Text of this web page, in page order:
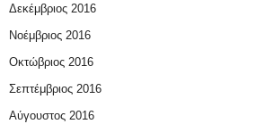
Δεκέμβριος 2016
Νοέμβριος 2016
Οκτώβριος 2016
Σεπτέμβριος 2016
Αύγουστος 2016